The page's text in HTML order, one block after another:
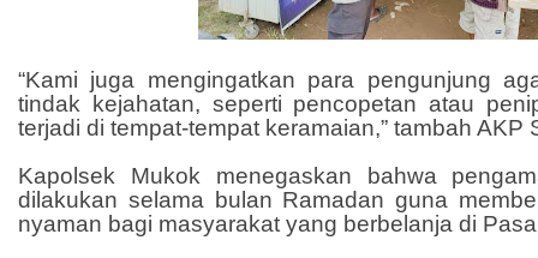
“Kami juga mengingatkan para pengunjung
tindak kejahatan, seperti pencopetan atau
terjadi di tempat-tempat keramaian,” tambah AKP
Kapolsek Mukok menegaskan bahwa
dilakukan selama bulan Ramadan guna
nyaman bagi masyarakat yang berbelanja di